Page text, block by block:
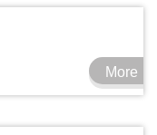
More